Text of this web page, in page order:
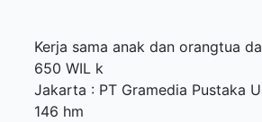
Kerja sama anak dan orangtua
650 WIL k
Jakarta : PT Gramedia Pustaka
146 hm